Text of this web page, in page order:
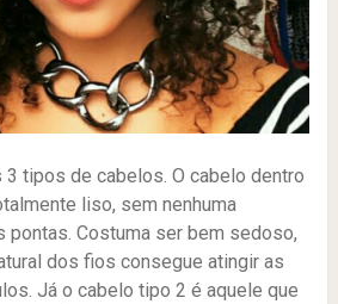
3 tipos de cabelos. O cabelo dentro
liso, sem nenhuma
pontas. Costuma ser bem sedoso,
dos fios consegue atingir as
Já o cabelo tipo 2 é aquele que